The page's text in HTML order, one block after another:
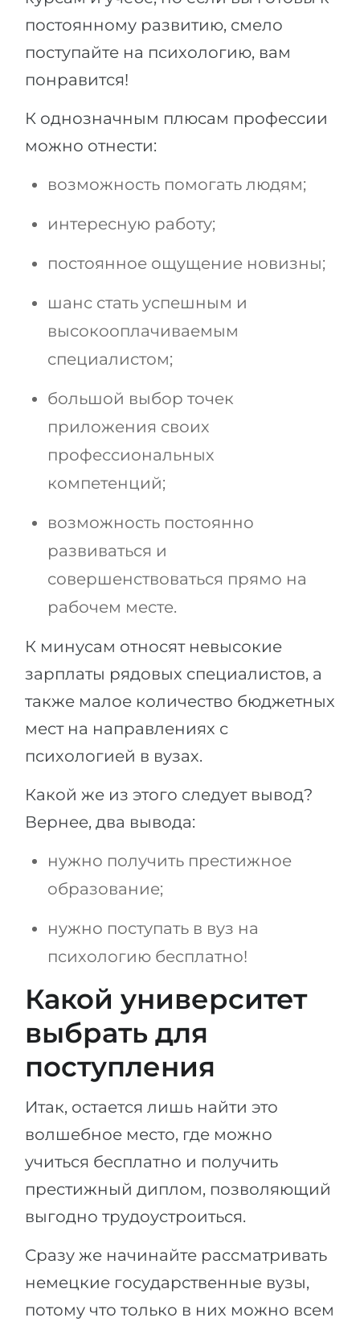
постоянному развитию, смело
поступайте на психологию, вам
понравится!
К однозначным плюсам профессии
можно отнести:
возможность помогать людям;
интересную работу;
постоянное ощущение новизны;
шанс стать успешным и
высокооплачиваемым
специалистом;
большой выбор точек
приложения своих
профессиональных
компетенций;
возможность постоянно
развиваться и
совершенствоваться прямо на
рабочем месте.
К минусам относят невысокие
зарплаты рядовых специалистов, а
также малое количество бюджетных
мест на направлениях с
психологией в вузах.
Какой же из этого следует вывод?
Вернее, два вывода:
нужно получить престижное
образование;
нужно поступать в вуз на
психологию бесплатно!
Какой университет
выбрать для
поступления
Итак, остается лишь найти это
волшебное место, где можно
учиться бесплатно и получить
престижный диплом, позволяющий
выгодно трудоустроиться.
Сразу же начинайте рассматривать
немецкие государственные вузы,
потому что только в них можно всем